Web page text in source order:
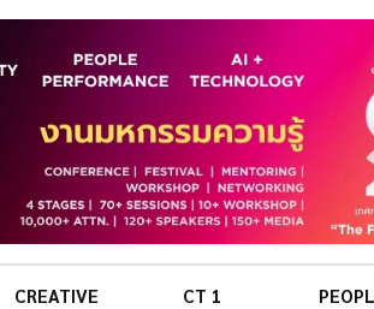
CREATIVE
CT 1